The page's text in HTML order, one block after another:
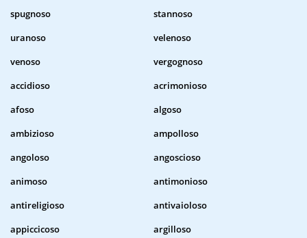
spugnoso
stannoso
uranoso
velenoso
venoso
vergognoso
accidioso
acrimonioso
afoso
algoso
ambizioso
ampolloso
angoloso
angoscioso
animoso
antimonioso
antireligioso
antivaioloso
appiccicoso
argilloso